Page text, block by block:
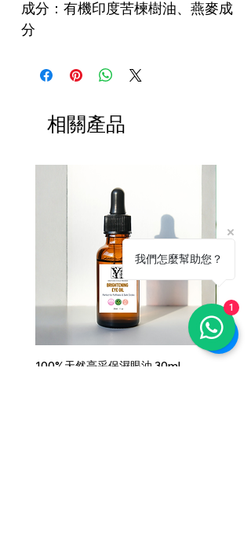
成分：有機印度苦楝樹油、燕麥成
分
相關產品
100%天然亮采保濕眼油 30ml
我們怎麼幫助您？
1